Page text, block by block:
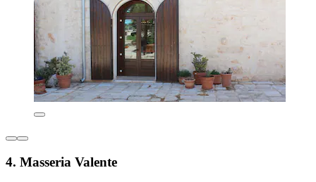
4. Masseria Valente